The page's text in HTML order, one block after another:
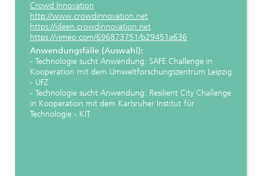
Crowd Innovation
http://www.crowdinnovation.net
https://ideen.crowdinnovation.net
https://vimeo.com/696873751/b29451a636
Anwendungsfälle (Auswahl):
- Technologie sucht Anwendung: SAFE Challenge in
Kooperation mit dem Umweltforschungszentrum Leipzig
- UFZ
- Technologie sucht Anwendung: Resilient City Challenge
in Kooperation mit dem Karlsruher Institut für
Technologie - KIT